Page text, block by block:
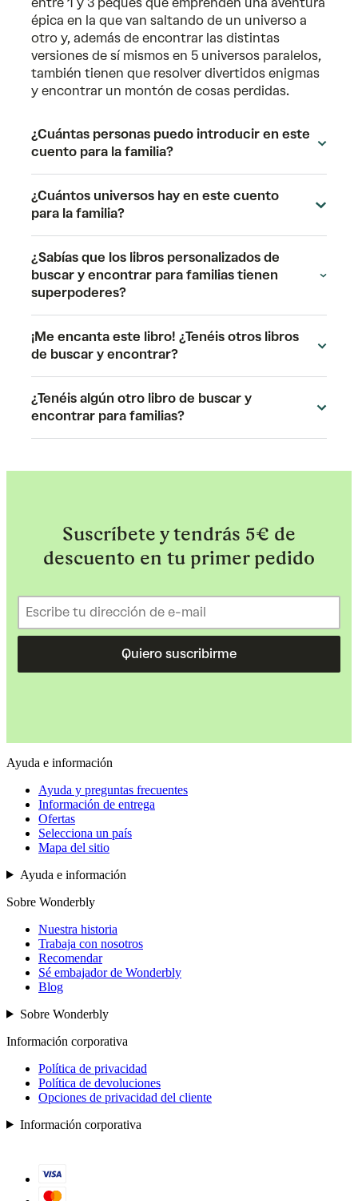
épica en la que van saltando de un universo a
otro y, además de encontrar las distintas
versiones de sí mismos en 5 universos paralelos,
también tienen que resolver divertidos enigmas
y encontrar un montón de cosas perdidas.
¿Cuántas personas puedo introducir en este
cuento para la familia?
¿Cuántos universos hay en este cuento
para la familia?
¿Sabías que los libros personalizados de
buscar y encontrar para familias tienen
superpoderes?
¡Me encanta este libro! ¿Tenéis otros libros
de buscar y encontrar?
¿Tenéis algún otro libro de buscar y
encontrar para familias?
Suscríbete y tendrás 5€ de
descuento en tu primer pedido
Quiero suscribirme
Ayuda e información
Ayuda y preguntas frecuentes
Información de entrega
Ofertas
Selecciona un país
Mapa del sitio
Ayuda e información
Sobre Wonderbly
Nuestra historia
Trabaja con nosotros
Recomendar
Sé embajador de Wonderbly
Blog
Sobre Wonderbly
Información corporativa
Política de privacidad
Política de devoluciones
Opciones de privacidad del cliente
Información corporativa